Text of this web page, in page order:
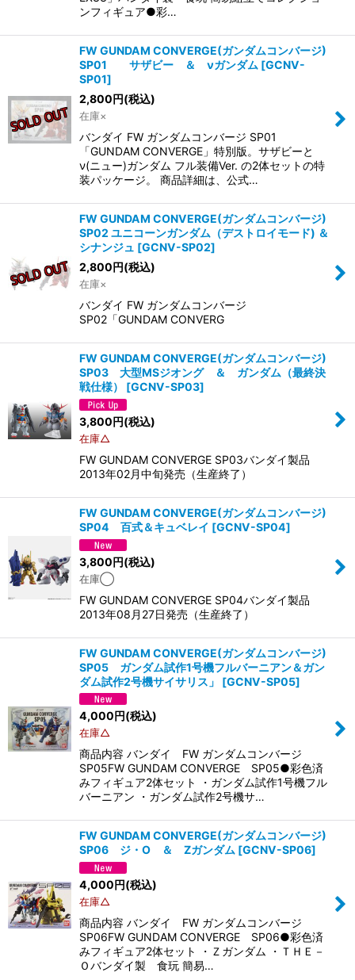
ンフィギュア●彩…
FW GUNDAM CONVERGE(ガンダムコンバージ)
SP01 サザビー ＆ νガンダム [GCNV-
SP01]
2,800円(税込)
在庫×
バンダイ FW ガンダムコンバージ SP01
「GUNDAM CONVERGE」特別版。サザビーと
ν(ニュー)ガンダム フル装備Ver. の2体セットの特
装パッケージ。 商品詳細は、公式…
FW GUNDAM CONVERGE(ガンダムコンバージ)
SP02 ユニコーンガンダム（デストロイモード) ＆
シナンジュ [GCNV-SP02]
2,800円(税込)
在庫×
バンダイ FW ガンダムコンバージ
SP02「GUNDAM CONVERG
FW GUNDAM CONVERGE(ガンダムコンバージ)
SP03 大型MSジオング ＆ ガンダム（最終決
戦仕様）
[GCNV-SP03]
3,800円(税込)
在庫△
FW GUNDAM CONVERGE SP03バンダイ製品
2013年02月中旬発売（生産終了）
FW GUNDAM CONVERGE(ガンダムコンバージ)
SP04 百式＆キュベレイ [GCNV-SP04]
3,800円(税込)
在庫◯
FW GUNDAM CONVERGE SP04バンダイ製品
2013年08月27日発売（生産終了）
FW GUNDAM CONVERGE(ガンダムコンバージ)
SP05 ガンダム試作1号機フルバーニアン＆ガン
ダム試作2号機サイサリス」
[GCNV-SP05]
4,000円(税込)
在庫△
商品内容 バンダイ FW ガンダムコンバージ
SP05FW GUNDAM CONVERGE SP05●彩色済
みフィギュア2体セット ・ガンダム試作1号機フル
バーニアン ・ガンダム試作2号機サ…
FW GUNDAM CONVERGE(ガンダムコンバージ)
SP06 ジ・O ＆ Zガンダム [GCNV-SP06]
4,000円(税込)
在庫△
商品内容 バンダイ FW ガンダムコンバージ
SP06FW GUNDAM CONVERGE SP06●彩色済
みフィギュア2体セット ・Ｚガンダム ・ＴＨＥ－
Ｏバンダイ製 食玩 簡易…